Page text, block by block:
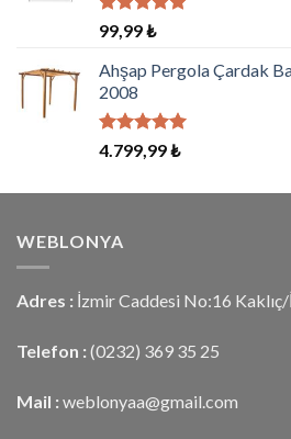
5 üzerinden
5.00
aldı
99,99₺
Ahşap Pergola Çardak
2008
5 üzerinden
oy
4.799,99₺
WEBLONYA
Adres : İzmir Caddesi No:16
Telefon : (0232) 369 35 25
Mail : weblonyaa@gmail.com